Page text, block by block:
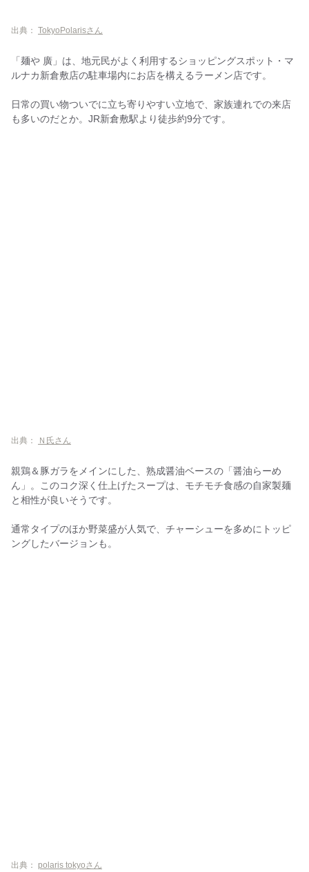
出典： TokyoPolarisさん
「麺や 廣」は、地元民がよく利用するショッピングスポット・マ
ルナカ新倉敷店の駐車場内にお店を構えるラーメン店です。
日常の買い物ついでに立ち寄りやすい立地で、家族連れでの来店
も多いのだとか。JR新倉敷駅より徒歩約9分です。
出典： Ｎ氏さん
親鶏＆豚ガラをメインにした、熟成醤油ベースの「醤油らーめ
ん」。このコク深く仕上げたスープは、モチモチ食感の自家製麺
と相性が良いそうです。
通常タイプのほか野菜盛が人気で、チャーシューを多めにトッピ
ングしたバージョンも。
出典： polaris tokyoさん